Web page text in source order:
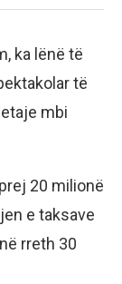
ka lënë të
të
mbi
20 milionë
e taksave
rreth 30